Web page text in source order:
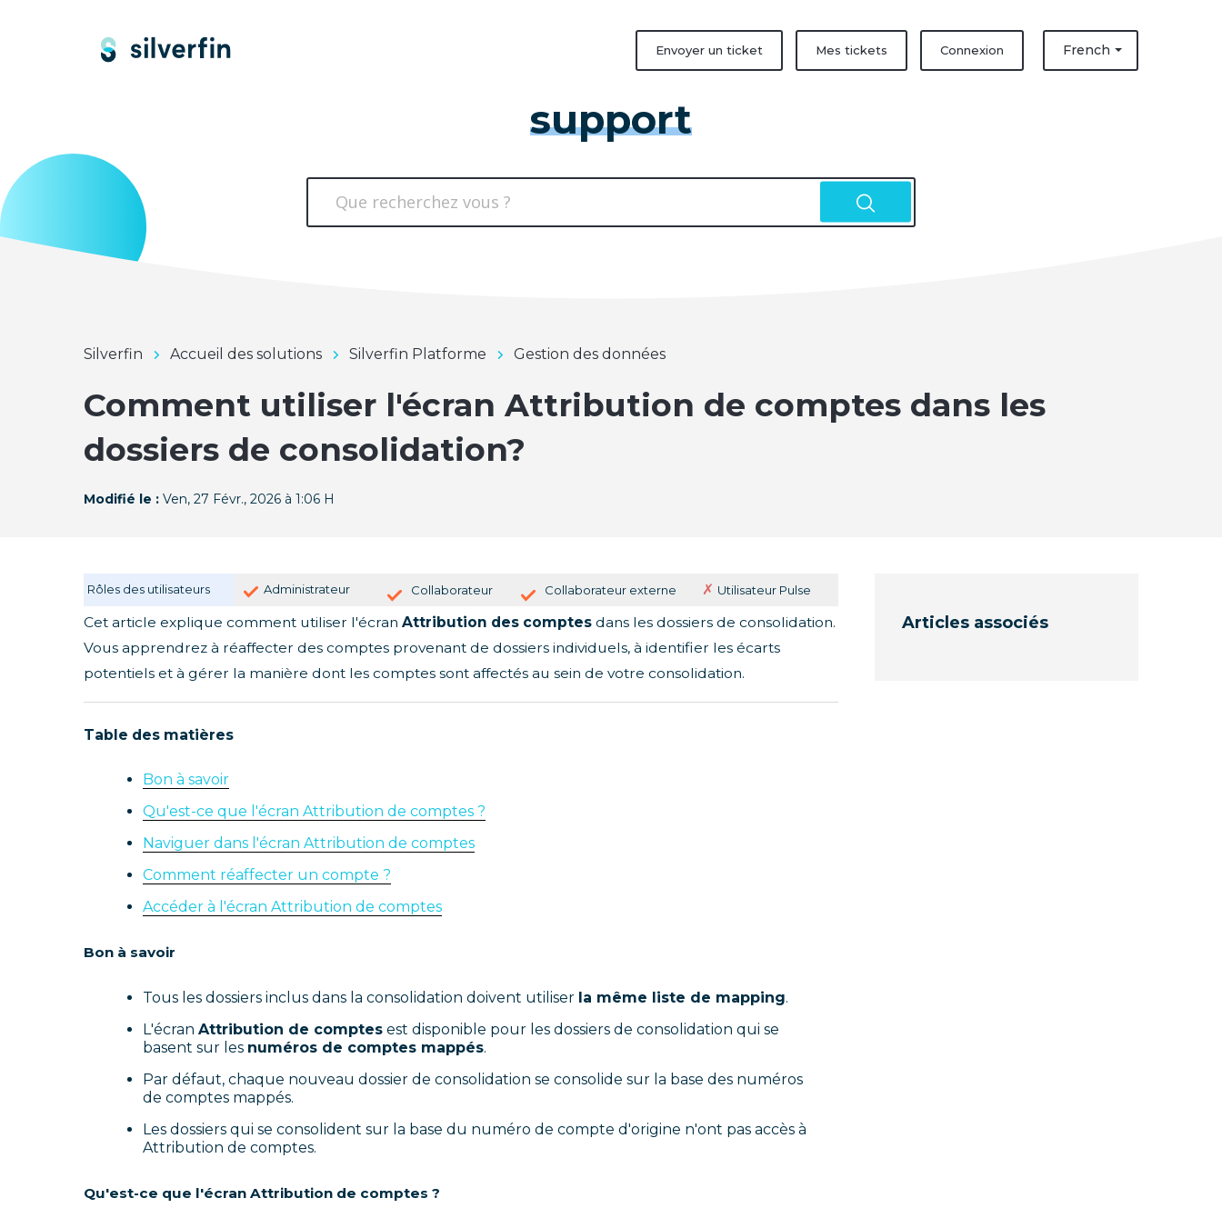
Envoyer un ticket Mes tickets French
Connexion
support
Silverfin Accueil des solutions Silverfin Platforme Gestion des données
Comment utiliser l'écran Attribution de comptes dans les
dossiers de consolidation?
Modifié le : Ven, 27 Févr., 2026 à 1:06 H
Rôles des utilisateurs Administrateur Collaborateur Collaborateur externe ✗ Utilisateur Pulse
Cet article explique comment utiliser l'écran Attribution des comptes dans les dossiers de consolidation.
Vous apprendrez à réaffecter des comptes provenant de dossiers individuels, à identifier les écarts
potentiels et à gérer la manière dont les comptes sont affectés au sein de votre consolidation.
Table des matières
Bon à savoir
Qu'est-ce que l'écran Attribution de comptes ?
Naviguer dans l'écran Attribution de comptes
Comment réaffecter un compte ?
Accéder à l'écran Attribution de comptes
Bon à savoir
Tous les dossiers inclus dans la consolidation doivent utiliser la même liste de mapping.
L'écran Attribution de comptes est disponible pour les dossiers de consolidation qui se
basent sur les numéros de comptes mappés.
Par défaut, chaque nouveau dossier de consolidation se consolide sur la base des numéros
de comptes mappés.
Les dossiers qui se consolident sur la base du numéro de compte d'origine n'ont pas accès à
Attribution de comptes.
Qu'est-ce que l'écran Attribution de comptes ?
Articles associés